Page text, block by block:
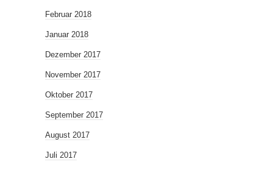
Februar 2018
Januar 2018
Dezember 2017
November 2017
Oktober 2017
September 2017
August 2017
Juli 2017